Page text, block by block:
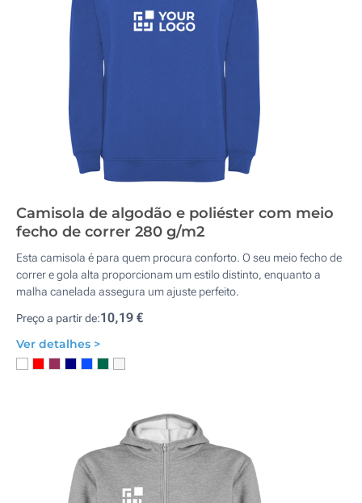
Camisola de algodão e poliéster com meio
fecho de correr 280 g/m2
Esta camisola é para quem procura conforto. O seu meio fecho de
correr e gola alta proporcionam um estilo distinto, enquanto a
malha canelada assegura um ajuste perfeito.
Preço a partir de:10,19 €
Ver detalhes >